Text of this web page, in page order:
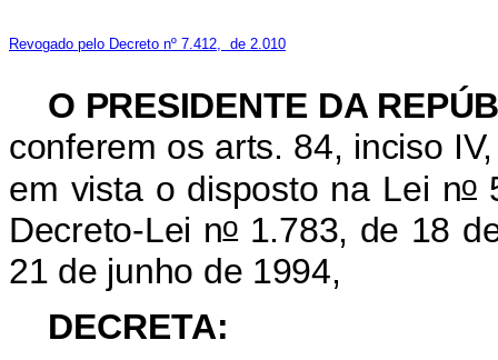
Revogado pelo Decreto nº 7.412, de 2.010
O PRESIDENTE DA
conferem os arts. 84, inciso
em vista o disposto na Lei no
Decreto-Lei no1.783, de 18
21 de junho de 1994,
DECRETA: